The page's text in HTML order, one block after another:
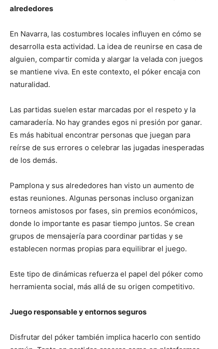
alrededores
En Navarra, las costumbres locales influyen en cómo se
desarrolla esta actividad. La idea de reunirse en casa de
alguien, compartir comida y alargar la velada con juegos
se mantiene viva. En este contexto, el póker encaja con
naturalidad.
Las partidas suelen estar marcadas por el respeto y la
camaradería. No hay grandes egos ni presión por ganar.
Es más habitual encontrar personas que juegan para
reírse de sus errores o celebrar las jugadas inesperadas
de los demás.
Pamplona y sus alrededores han visto un aumento de
estas reuniones. Algunas personas incluso organizan
torneos amistosos por fases, sin premios económicos,
donde lo importante es pasar tiempo juntos. Se crean
grupos de mensajería para coordinar partidas y se
establecen normas propias para equilibrar el juego.
Este tipo de dinámicas refuerza el papel del póker como
herramienta social, más allá de su origen competitivo.
Juego responsable y entornos seguros
Disfrutar del póker también implica hacerlo con sentido